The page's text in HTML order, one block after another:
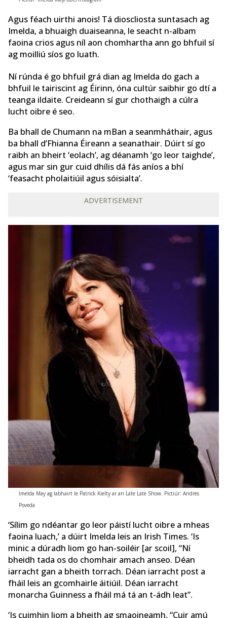
Agus féach uirthi anois! Tá dioscliosta suntasach ag
Imelda, a bhuaigh duaiseanna, le seacht n-albam
faoina crios agus níl aon chomhartha ann go bhfuil sí
ag moilliú síos go luath.
Ní rúnda é go bhfuil grá dian ag Imelda do gach a
bhfuil le tairiscint ag Éirinn, óna cultúr saibhir go dtí a
teanga ildaite. Creideann sí gur chothaigh a cúlra
lucht oibre é seo.
Ba bhall de Chumann na mBan a seanmháthair, agus
ba bhall d’Fhianna Éireann a seanathair. Dúirt sí go
raibh an bheirt ‘eolach’, ag déanamh ‘go leor taighde’,
agus mar sin gur cuid dhílis dá fás aníos a bhí
‘feasacht pholaitiúil agus sóisialta’.
ADVERTISEMENT
Imelda May ag labhairt le Patrick Kielty ar an Late Late Show. Pictiúr: Andres
Poveda
‘Sílim go ndéantar go leor páistí lucht oibre a mheas
faoina luach,’ a dúirt Imelda leis an Irish Times. ‘Is
minic a dúradh liom go han-soiléir [ar scoil], “Ní
bheidh tada os do chomhair amach anseo. Déan
iarracht gan a bheith torrach. Déan iarracht post a
fháil leis an gcomhairle áitiúil. Déan iarracht
monarcha Guinness a fháil má tá an t-ádh leat”.
‘Is cuimhin liom a bheith ag smaoineamh, “Cuir amú